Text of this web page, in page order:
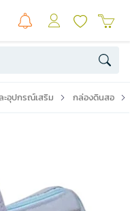
ะอุปกรณ์เสริม กล่องดินสอ